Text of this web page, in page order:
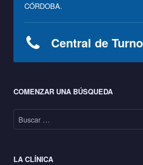
CÓRDOBA.
Central de
COMENZAR UNA BÚSQUEDA
Buscar:
LA CLÍNICA